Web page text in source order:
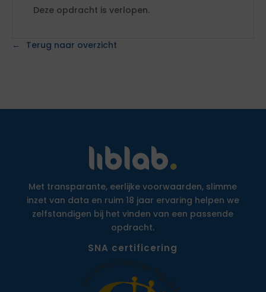
Deze opdracht is verlopen.
Terug naar overzicht
Met transparante, eerlijke voorwaarden, slimme
inzet van data en ruim 18 jaar ervaring helpen we
zelfstandigen bij het vinden van een passende
opdracht.
SNA certificering